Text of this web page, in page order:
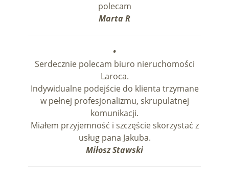
polecam
Marta R
•
Serdecznie polecam biuro nieruchomości
Laroca.
Indywidualne podejście do klienta trzymane
w pełnej profesjonalizmu, skrupulatnej
komunikacji.
Miałem przyjemność i szczęście skorzystać z
usług pana Jakuba.
Miłosz Stawski